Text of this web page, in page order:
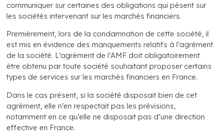
communiquer sur certaines des obligations qui pèsent sur
les sociétés intervenant sur les marchés financiers.
Premièrement, lors de la condamnation de cette société, il
est mis en évidence des manquements relatifs à l’agrément
de la société. L’agrément de l’AMF doit obligatoirement
être obtenu par toute société souhaitant proposer certains
types de services sur les marchés financiers en France.
Dans le cas présent, si la société disposait bien de cet
agrément, elle n’en respectait pas les prévisions,
notamment en ce qu’elle ne disposait pas d’une direction
effective en France.